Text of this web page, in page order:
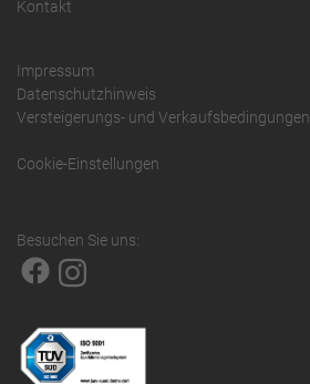
Kontakt
Impressum
Datenschutzhinweis
Versteigerungs- und Verkaufsbedingungen
Cookie-Einstellungen
Besuchen Sie uns: